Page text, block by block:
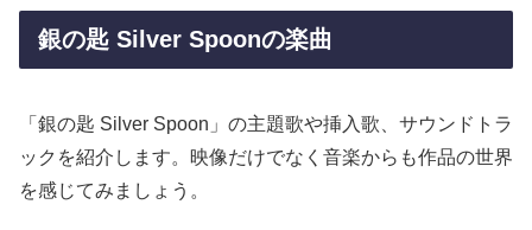
銀の匙 Silver Spoonの楽曲
「銀の匙 Silver Spoon」の主題歌や挿入歌、サウンドトラ
ックを紹介します。映像だけでなく音楽からも作品の世界
を感じてみましょう。